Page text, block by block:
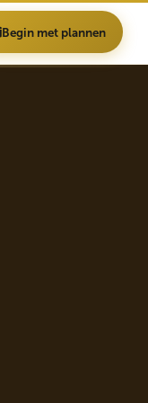
Begin met plannen